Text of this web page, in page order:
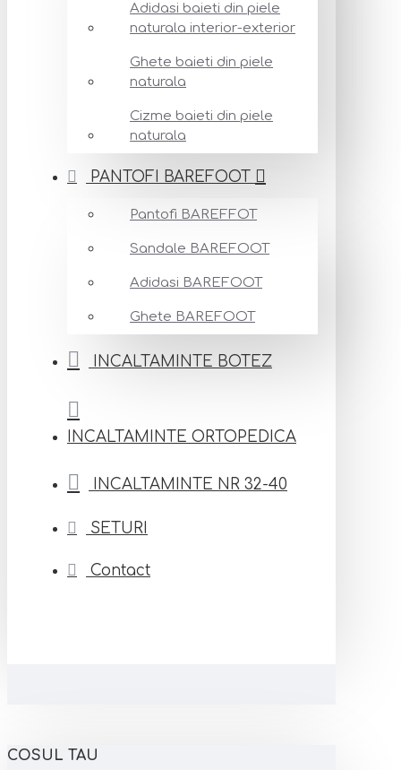
Adidasi baieti din piele
naturala interior-exterior
Ghete baieti din piele
naturala
Cizme baieti din piele
naturala
PANTOFI BAREFOOT
Pantofi BAREFFOT
Sandale BAREFOOT
Adidasi BAREFOOT
Ghete BAREFOOT
INCALTAMINTE BOTEZ
INCALTAMINTE ORTOPEDICA
INCALTAMINTE NR 32-40
SETURI
Contact
COSUL TAU